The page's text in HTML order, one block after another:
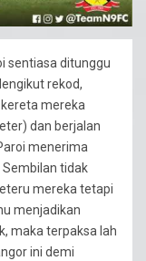
sentiasa ditunggu
rekod,
mereka
dan berjalan
menerima
Sembilan tidak
mereka tetapi
menjadikan
maka terpaksa lah
ini demi